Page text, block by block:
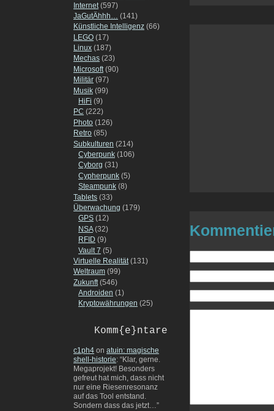
Internet (597)
JaGutÄhhh… (141)
Künstliche Intelligenz (66)
LEGO (17)
Linux (187)
Mechas (23)
Microsoft(90)
Militär (97)
Musik (99)
HiFi (9)
PC (222)
Photo (126)
Retro (85)
Subkulturen (214)
Cyberpunk (106)
Cyborg (31)
Cypherpunk (5)
Steampunk (8)
Tablets (33)
Überwachung (179)
GPS (12)
NSA(32)
RFID (9)
Vault 7 (5)
Virtuelle Realität(131)
Weltraum (99)
Zukunft (546)
Androiden (1)
Kryptowährungen (25)
Komm{e}ntare
c1ph4 on atuin: magische
shell-historie: “Klar, gerne.
Megaprojekt! Besonders
gefreut hat mich, dass nicht
nur eine Riesenresonanz
auf das Tool entstand.
Sondern dass das jetzt…”